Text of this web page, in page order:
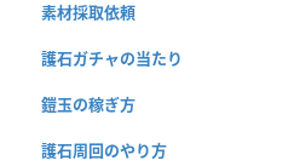
素材採取依頼
護石ガチャの当たり
鎧玉の稼ぎ方
護石周回のやり方